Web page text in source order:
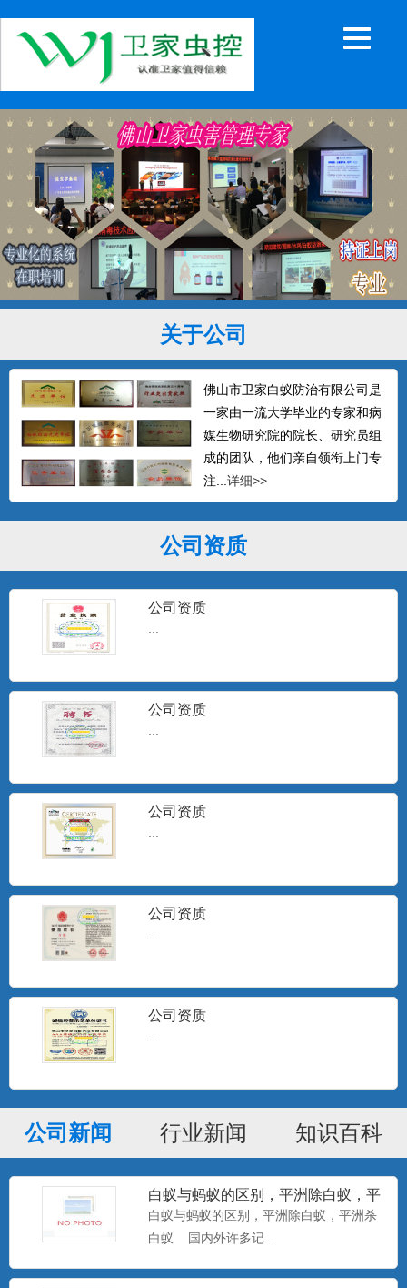
关于公司
佛山市卫家白蚁防治有限公司是
一家由一流大学毕业的专家和病
媒生物研究院的院长、研究员组
成的团队，他们亲自领衔上门专
注... 详细>>
公司资质
公司资质
公司资质
公司资质
公司资质
公司资质
公司新闻 行业新闻 知识百科
白蚁与蚂蚁的区别，平洲除白蚁，平
洲杀白蚁
白蚁与蚂蚁的区别，平洲除白蚁，平洲杀
白蚁 国内外许多记...
美国百户泰2.5%联苯菊酯悬浮剂